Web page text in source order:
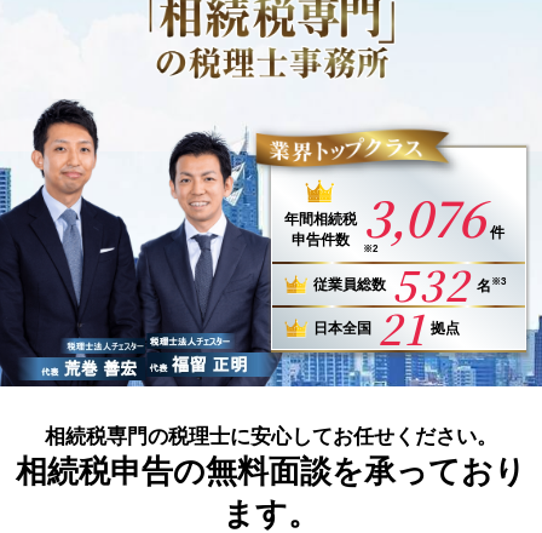
年間相続税
申告件数
3,076 件
※2
従業員総数 532 名 ※3
日本全国 21 拠点
相続税専門の税理士に安心してお任せください。
相続税申告の無料面談を承っており
ます。